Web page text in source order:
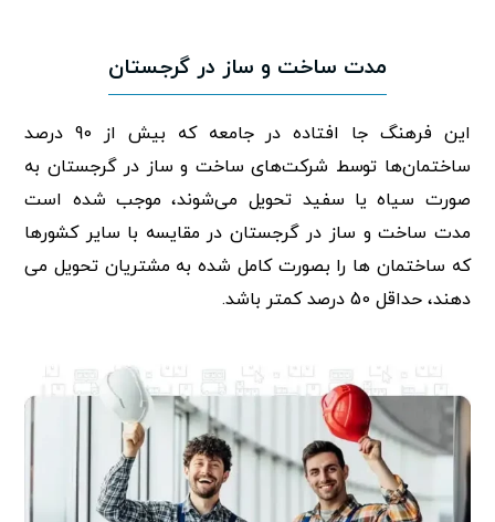
مدت ساخت و ساز در گرجستان
این فرهنگ جا افتاده در جامعه که بیش از 90 درصد
ساختمان‌ها توسط شرکت‌های ساخت و ساز در گرجستان به
صورت سیاه یا سفید تحویل می‌شوند، موجب شده است
مدت ساخت و ساز در گرجستان در مقایسه با سایر کشورها
که ساختمان ها را بصورت کامل شده به مشتریان تحویل می
دهند، حداقل 50 درصد کمتر باشد.